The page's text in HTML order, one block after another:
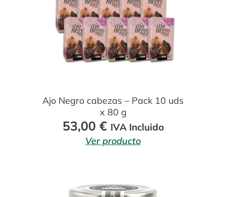
Ajo Negro cabezas – Pack 10 uds
x 80 g
53,00 € IVA Incluido
Ver producto